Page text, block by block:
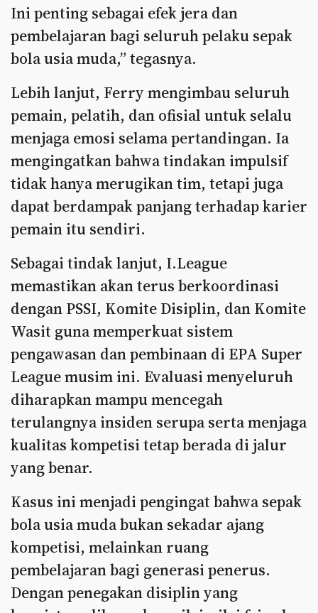
Ini penting sebagai efek jera dan
pembelajaran bagi seluruh pelaku sepak
bola usia muda,” tegasnya.
Lebih lanjut, Ferry mengimbau seluruh
pemain, pelatih, dan ofisial untuk selalu
menjaga emosi selama pertandingan. Ia
mengingatkan bahwa tindakan impulsif
tidak hanya merugikan tim, tetapi juga
dapat berdampak panjang terhadap karier
pemain itu sendiri.
Sebagai tindak lanjut, I.League
memastikan akan terus berkoordinasi
dengan PSSI, Komite Disiplin, dan Komite
Wasit guna memperkuat sistem
pengawasan dan pembinaan di EPA Super
League musim ini. Evaluasi menyeluruh
diharapkan mampu mencegah
terulangnya insiden serupa serta menjaga
kualitas kompetisi tetap berada di jalur
yang benar.
Kasus ini menjadi pengingat bahwa sepak
bola usia muda bukan sekadar ajang
kompetisi, melainkan ruang
pembelajaran bagi generasi penerus.
Dengan penegakan disiplin yang